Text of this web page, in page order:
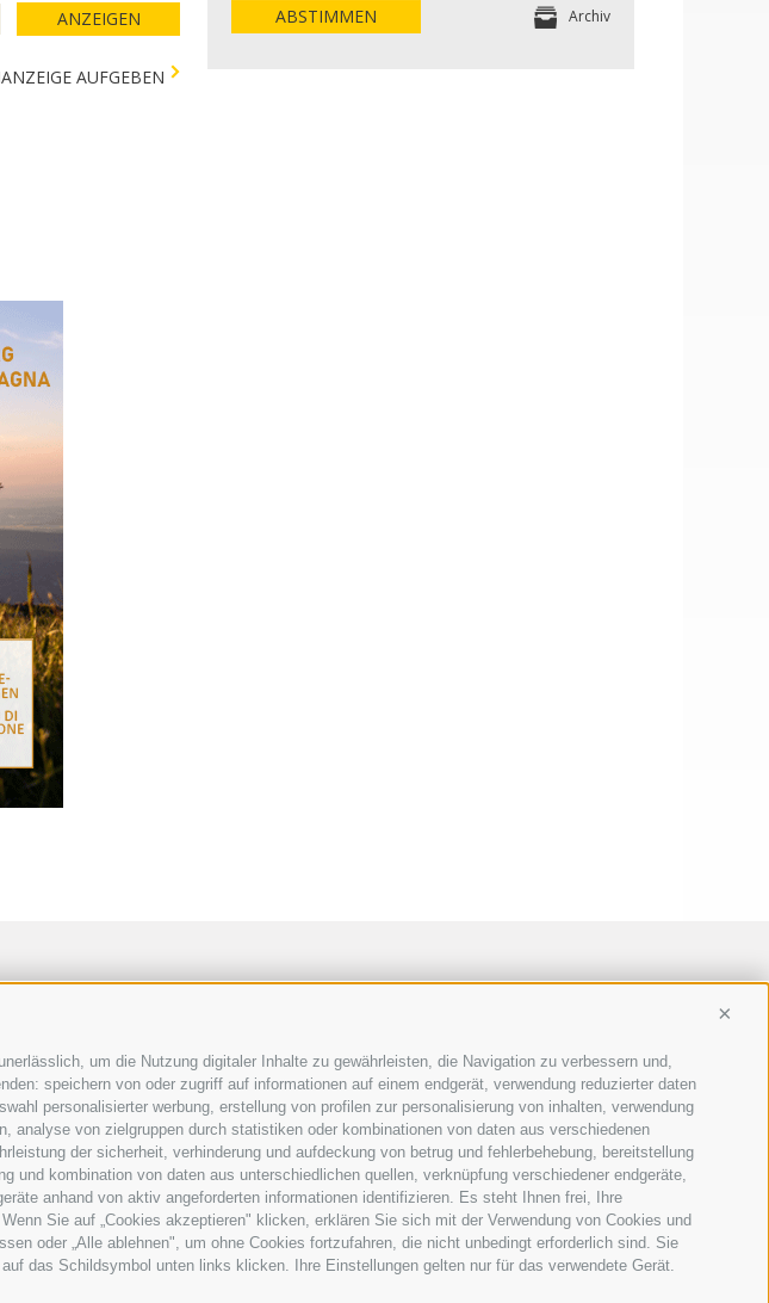
um die Nutzung digitaler Inhalte zu gewährleisten, die Navigation zu verbessern und,
speichern von oder zugriff auf informationen auf einem endgerät, verwendung reduzierter daten
personalisierter werbung, erstellung von profilen zur personalisierung von inhalten, verwendung
von zielgruppen durch statistiken oder kombinationen von daten aus verschiedenen
der sicherheit, verhinderung und aufdeckung von betrug und fehlerbehebung, bereitstellung
kombination von daten aus unterschiedlichen quellen, verknüpfung verschiedener endgeräte,
anhand von aktiv angeforderten informationen identifizieren. Es steht Ihnen frei, Ihre
Sie auf „Cookies akzeptieren" klicken, erklären Sie sich mit der Verwendung von Cookies und
oder „Alle ablehnen", um ohne Cookies fortzufahren, die nicht unbedingt erforderlich sind. Sie
das Schildsymbol unten links klicken. Ihre Einstellungen gelten nur für das verwendete Gerät.
ANZEIGEN
AUFGEBEN
ABSTIMMEN Archiv